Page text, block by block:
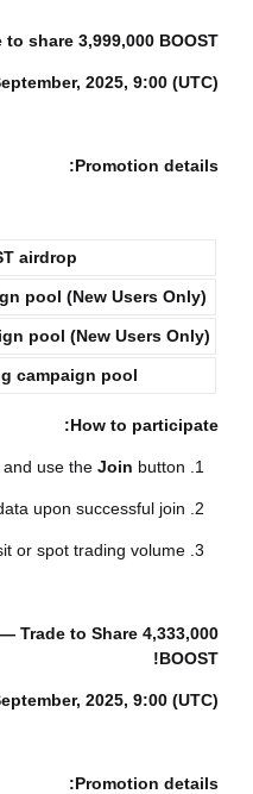
to share 3,999,000 BOOST
2025, 9:00 (UTC)
Promotion details:
airdrop
pool (New Users Only)
pool (New Users Only)
campaign pool
How to participate:
and use the Join button.
upon successful join.
or spot trading volume.
Trade to Share 4,333,000
BOOST
!
2025, 9:00 (UTC)
Promotion details: